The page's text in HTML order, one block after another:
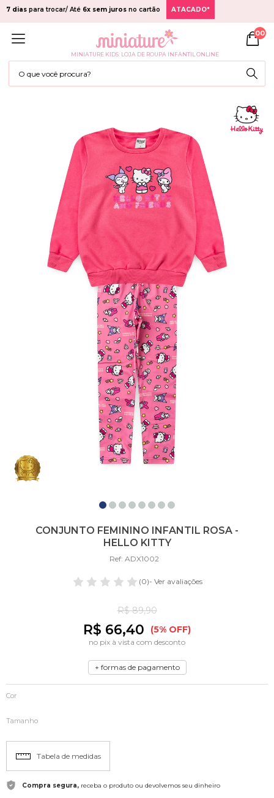
7 dias para trocar/ Até 6x sem juros no cartão ATACADO*
MINIATURE KIDS: LOJA DE ROUPA INFANTIL ONLINE
00
CONJUNTO FEMININO INFANTIL ROSA -
HELLO KITTY
Ref: ADX1002
(0)- Ver avaliações
R$ 89,90
R$ 66,40 (5% OFF)
no pix à vista com desconto
+ formas de pagamento
Cor
Tamanho
Tabela de medidas
Compra segura, receba o produto ou devolvemos seu dinheiro